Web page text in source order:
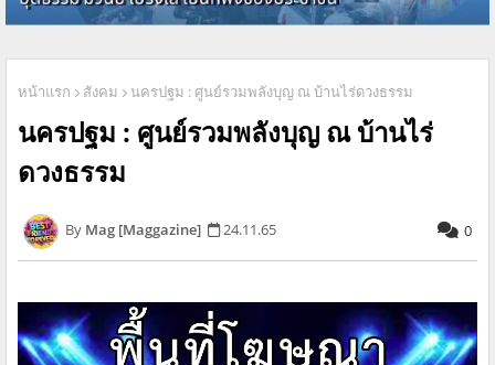
หน้าแรก สังคม นครปฐม : ศูนย์รวมพลังบุญ ณ บ้านไร่ดวงธรรม
นครปฐม : ศูนย์รวมพลังบุญ ณ บ้านไร่
ดวงธรรม
Mag [Maggazine] 24.11.65 0